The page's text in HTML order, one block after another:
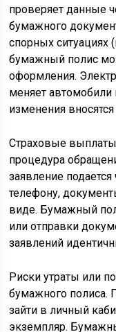
проверяет данные
бумажного
спорных ситуациях
бумажный полис
оформления.
меняет автомобили
изменения
Страховые
процедура
заявление
телефону,
виде. Бумажный
или отправки
заявлений
Риски утраты или
бумажного полиса.
зайти в личный
экземпляр.